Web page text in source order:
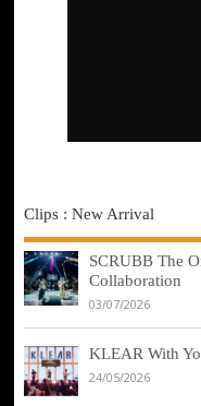
Clips : New Arrival
SCRUBB The
Collaboration
03/07/2026
KLEAR With
24/05/2026